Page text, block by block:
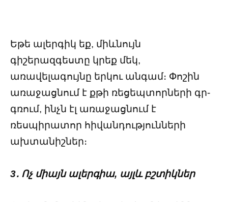
Եթե ալերգիկ եք, միևնույն
գիշերազգեստը կրեք մեկ,
առավելագույնը երկու անգամ։ Փոշին
առաջացնում է քթի ռեցեպտորների գր-
գռում, ինչն էլ առաջացնում է
ռեսպիրատոր հիվանդությունների
ախտանիշներ։
3․ Ոչ միայն ալերգիա, այլև բշտիկներ